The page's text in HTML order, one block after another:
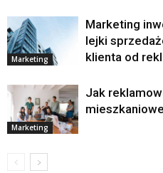
Marketing
Marketing
lejki
klienta od
Marketing
Jak